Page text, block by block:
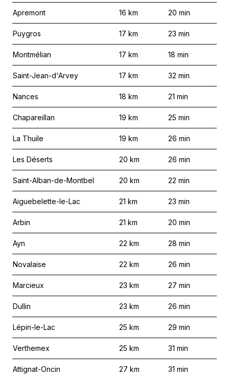
Apremont 16 km 20 min
Puygros 17 km 23 min
Montmélian 17 km 18 min
Saint-Jean-d'Arvey 17 km 32 min
Nances 18 km 21 min
Chapareillan 19 km 25 min
La Thuile 19 km 26 min
Les Déserts 20 km 26 min
Saint-Alban-de-Montbel 20 km 22 min
Aiguebelette-le-Lac 21 km 23 min
Arbin 21 km 20 min
Ayn 22 km 28 min
Novalaise 22 km 26 min
Marcieux 23 km 27 min
Dullin 23 km 26 min
Lépin-le-Lac 25 km 29 min
Verthemex 25 km 31 min
Attignat-Oncin 27 km 31 min